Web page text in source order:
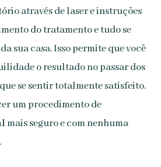
através de laser e instruções
do tratamento e tudo se
sua casa. Isso permite que você
o resultado no passar dos
se sentir totalmente satisfeito.
um procedimento de
mais seguro e com nenhuma